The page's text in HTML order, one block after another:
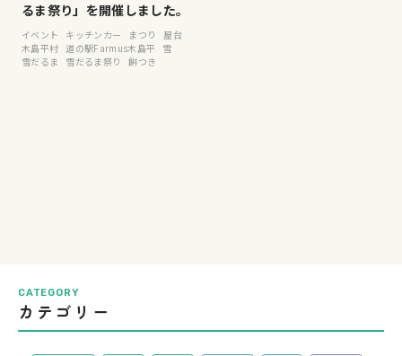
るま祭り」を開催しました。
イベント キッチンカー まつり
屋台
木島平村 道の駅Farmus木島平
雪
雪だるま
雪だるま祭り 餅つき
CATEGORY
カテゴリー